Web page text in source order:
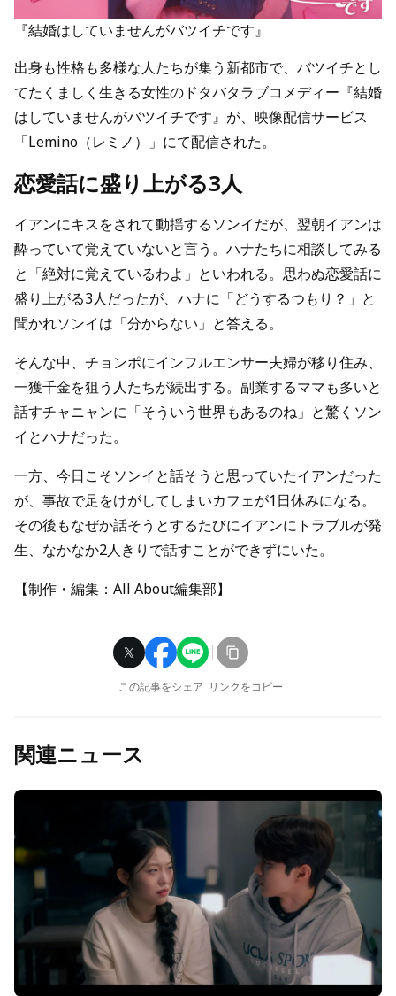
『結婚はしていませんがバツイチです』
出身も性格も多様な人たちが集う新都市で、バツイチとし
てたくましく生きる女性のドタバタラブコメディー『結婚
はしていませんがバツイチです』が、映像配信サービス
「Lemino（レミノ）」にて配信された。
恋愛話に盛り上がる3人
イアンにキスをされて動揺するソンイだが、翌朝イアンは
酔っていて覚えていないと言う。ハナたちに相談してみる
と「絶対に覚えているわよ」といわれる。思わぬ恋愛話に
盛り上がる3人だったが、ハナに「どうするつもり？」と
聞かれソンイは「分からない」と答える。
そんな中、チョンポにインフルエンサー夫婦が移り住み、
一獲千金を狙う人たちが続出する。副業するママも多いと
話すチャニャンに「そういう世界もあるのね」と驚くソン
イとハナだった。
一方、今日こそソンイと話そうと思っていたイアンだった
が、事故で足をけがしてしまいカフェが1日休みになる。
その後もなぜか話そうとするたびにイアンにトラブルが発
生、なかなか2人きりで話すことができずにいた。
【制作・編集：All About編集部】
この記事をシェア リンクをコピー
関連ニュース